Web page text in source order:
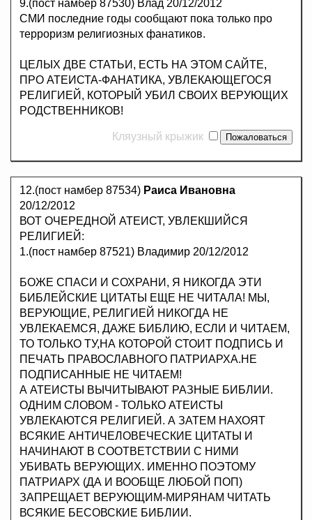
9.(пост намбер 87530) Влад 20/12/2012
СМИ последние годы сообщают пока только про
терроризм религиозных фанатиков.
ЦЕЛЫХ ДВЕ СТАТЬИ, ЕСТЬ НА ЭТОМ САЙТЕ,
ПРО АТЕИСТА-ФАНАТИКА, УВЛЕКАЮЩЕГОСЯ
РЕЛИГИЕЙ, КОТОРЫЙ УБИЛ СВОИХ ВЕРУЮЩИХ
РОДСТВЕННИКОВ!
Кляузный крыжик
12.(пост намбер 87534) Раиса Ивановна
20/12/2012
ВОТ ОЧЕРЕДНОЙ АТЕИСТ, УВЛЕКШИЙСЯ
РЕЛИГИЕЙ:
1.(пост намбер 87521) Владимир 20/12/2012
БОЖЕ СПАСИ И СОХРАНИ, Я НИКОГДА ЭТИ
БИБЛЕЙСКИЕ ЦИТАТЫ ЕЩЕ НЕ ЧИТАЛА! МЫ,
ВЕРУЮЩИЕ, РЕЛИГИЕЙ НИКОГДА НЕ
УВЛЕКАЕМСЯ, ДАЖЕ БИБЛИЮ, ЕСЛИ И ЧИТАЕМ,
ТО ТОЛЬКО ТУ,НА КОТОРОЙ СТОИТ ПОДПИСЬ И
ПЕЧАТЬ ПРАВОСЛАВНОГО ПАТРИАРХА.НЕ
ПОДПИСАННЫЕ НЕ ЧИТАЕМ!
А АТЕИСТЫ ВЫЧИТЫВАЮТ РАЗНЫЕ БИБЛИИ.
ОДНИМ СЛОВОМ - ТОЛЬКО АТЕИСТЫ
УВЛЕКАЮТСЯ РЕЛИГИЕЙ. А ЗАТЕМ НАХОЯТ
ВСЯКИЕ АНТИЧЕЛОВЕЧЕСКИЕ ЦИТАТЫ И
НАЧИНАЮТ В СООТВЕТСТВИИ С НИМИ
УБИВАТЬ ВЕРУЮЩИХ. ИМЕННО ПОЭТОМУ
ПАТРИАРХ (ДА И ВООБЩЕ ЛЮБОЙ ПОП)
ЗАПРЕЩАЕТ ВЕРУЮЩИМ-МИРЯНАМ ЧИТАТЬ
ВСЯКИЕ БЕСОВСКИЕ БИБЛИИ.